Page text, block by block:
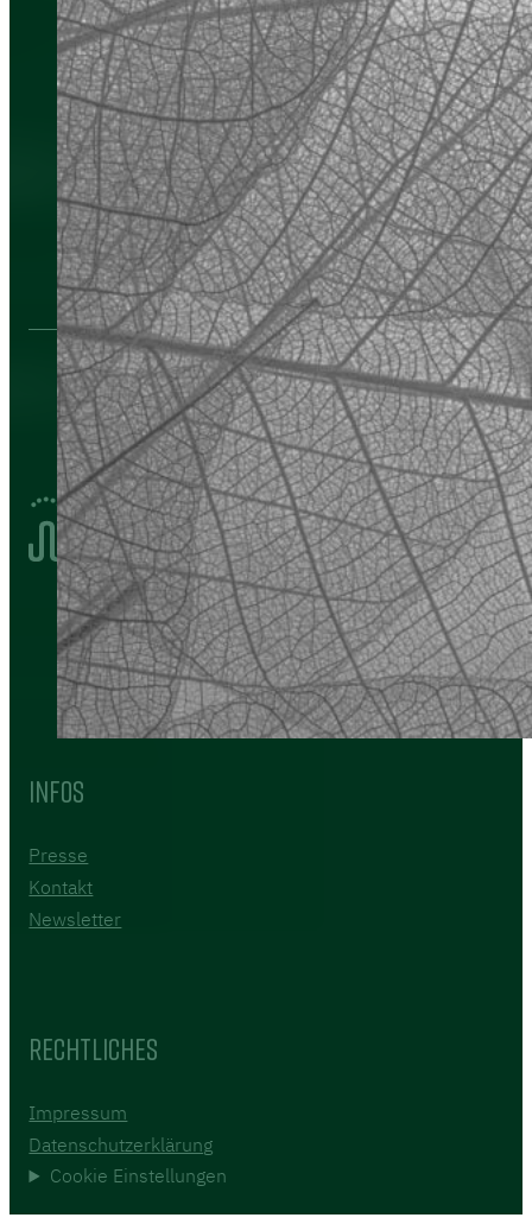
2026 © Startup Labor Schwedt
Infos
Presse
Kontakt
Newsletter
Rechtliches
Impressum
Datenschutzerklärung
Cookie Einstellungen